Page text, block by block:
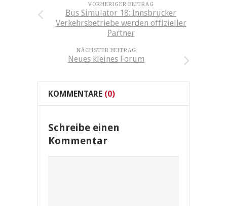
VORHERIGER BEITRAG
Bus Simulator 18: Innsbrucker
Verkehrsbetriebe werden offizieller
Partner
NÄCHSTER BEITRAG
Neues kleines Forum
KOMMENTARE (0)
Schreibe einen
Kommentar